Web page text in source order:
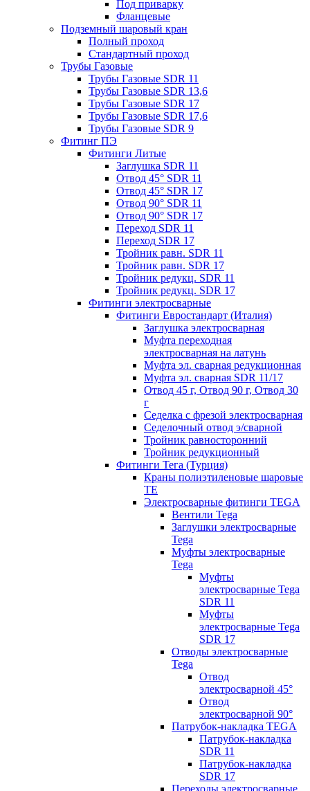
Под приварку
Фланцевые
Подземный шаровый кран
Полный проход
Стандартный проход
Трубы Газовые
Трубы Газовые SDR 11
Трубы Газовые SDR 13,6
Трубы Газовые SDR 17
Трубы Газовые SDR 17,6
Трубы Газовые SDR 9
Фитинг ПЭ
Фитинги Литые
Заглушка SDR 11
Отвод 45° SDR 11
Отвод 45° SDR 17
Отвод 90° SDR 11
Отвод 90° SDR 17
Переход SDR 11
Переход SDR 17
Тройник равн. SDR 11
Тройник равн. SDR 17
Тройник редукц. SDR 11
Тройник редукц. SDR 17
Фитинги электросварные
Фитинги Евростандарт (Италия)
Заглушка электросварная
Муфта переходная
электросварная на латунь
Муфта эл. cварная редукционная
Муфта эл. сварная SDR 11/17
Отвод 45 г, Отвод 90 г, Отвод 30
г
Седелка с фрезой электросварная
Седелочный отвод э/сварной
Тройник равносторонний
Тройник редукционный
Фитинги Тега (Турция)
Краны полиэтиленовые шаровые
TE
Электросварные фитинги TEGA
Вентили Tega
Заглушки электросварные
Tega
Муфты электросварные
Tega
Муфты
электросварные Tega
SDR 11
Муфты
электросварные Tega
SDR 17
Отводы электросварные
Tega
Отвод
электросварной 45°
Отвод
электросварной 90°
Патрубок-накладка TEGA
Патрубок-накладка
SDR 11
Патрубок-накладка
SDR 17
Переходы электросварные